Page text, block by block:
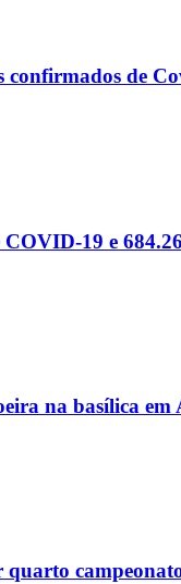
confirmados de
COVID-19 e
na basílica em